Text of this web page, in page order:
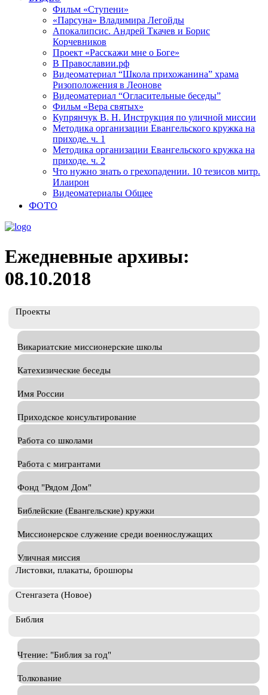
Фильм «Ступени»
«Парсуна» Владимира Легойды
Апокалипсис. Андрей Ткачев и Борис
Корчевников
Проект «Расскажи мне о Боге»
В Православии.рф
Видеоматериал “Школа прихожанина” храма
Ризоположения в Леонове
Видеоматериал “Огласительные беседы”
Фильм «Вера святых»
Купрянчук В. Н. Инструкция по уличной миссии
Методика организации Евангельского кружка на
приходе. ч. 1
Методика организации Евангельского кружка на
приходе. ч. 2
Что нужно знать о грехопадении. 10 тезисов митр.
Илаирон
Видеоматериалы Общее
ФОТО
Ежедневные архивы:
08.10.2018
Проекты
Викариатские миссионерские школы
Катехизические беседы
Имя России
Приходское консультирование
Работа со школами
Работа с мигрантами
Фонд "Рядом Дом"
Библейские (Евангельские) кружки
Миссионерское служение среди военнослужащих
Уличная миссия
Листовки, плакаты, брошюры
Стенгазета (Новое)
Библия
Чтение: "Библия за год"
Толкование